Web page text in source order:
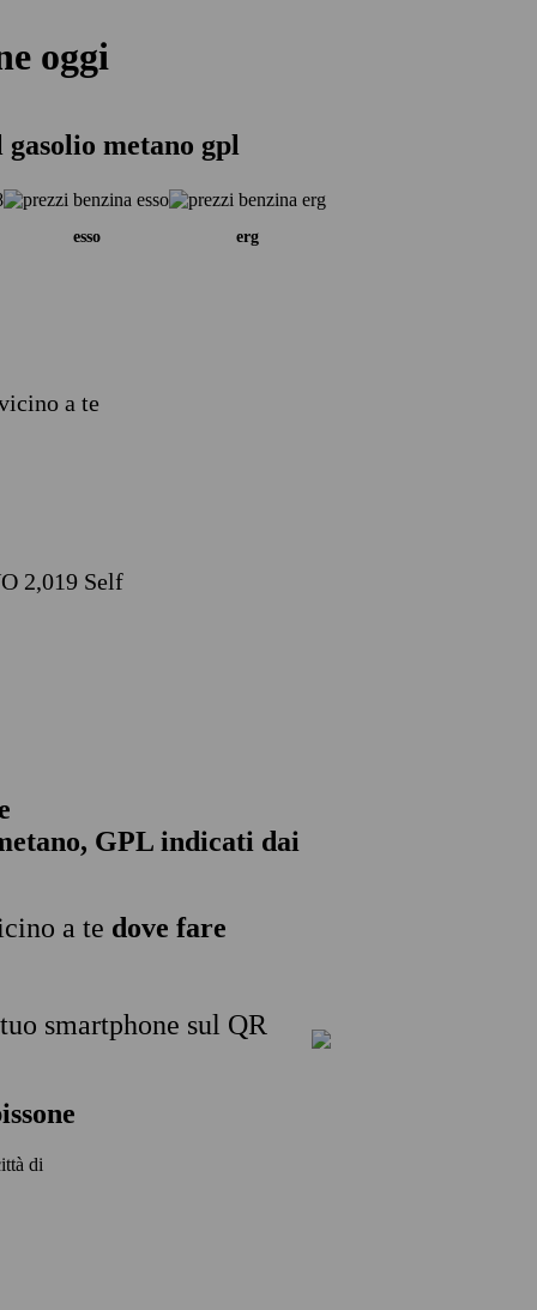
oggi
metano gpl
esso erg
a te
2,019 Self
GPL indicati dai
a te dove fare
smartphone sul QR
di